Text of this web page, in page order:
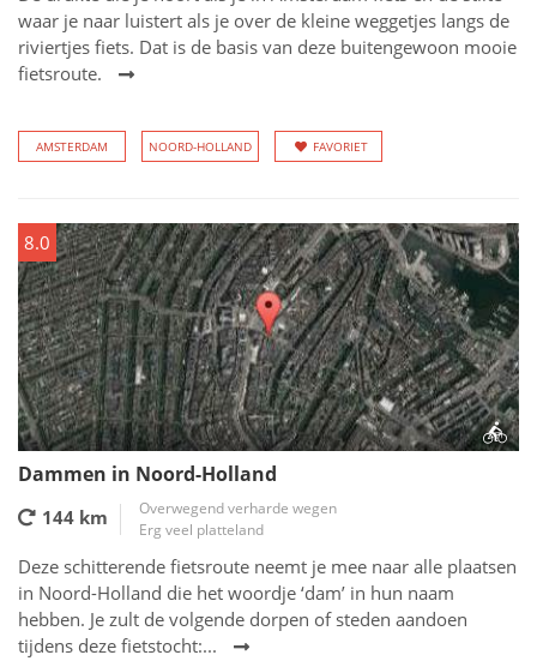
waar je naar luistert als je over de kleine weggetjes langs de
riviertjes fiets. Dat is de basis van deze buitengewoon mooie
fietsroute.
AMSTERDAM NOORD-HOLLAND FAVORIET
8.0
Dammen in Noord-Holland
144 km
Overwegend verharde wegen
Erg veel platteland
Deze schitterende fietsroute neemt je mee naar alle plaatsen
in Noord-Holland die het woordje ‘dam’ in hun naam
hebben. Je zult de volgende dorpen of steden aandoen
tijdens deze fietstocht:...